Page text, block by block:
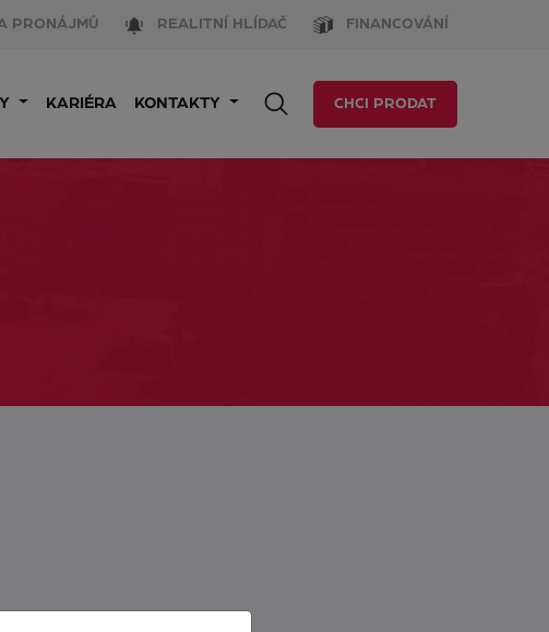
PRONÁJMŮ REALITNÍ HLÍDAČ FINANCOVÁNÍ
KARIÉRA KONTAKTY CHCI PRODAT